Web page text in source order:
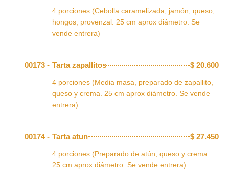
4 porciones (Cebolla caramelizada, jamón, queso,
hongos, provenzal. 25 cm aprox diámetro. Se
vende entrera)
00173 - Tarta zapallitos $20.600
4 porciones (Media masa, preparado de zapallito,
queso y crema. 25 cm aprox diámetro. Se vende
entrera)
00174 - Tarta atun $27.450
4 porciones (Preparado de atún, queso y crema.
25 cm aprox diámetro. Se vende entrera)